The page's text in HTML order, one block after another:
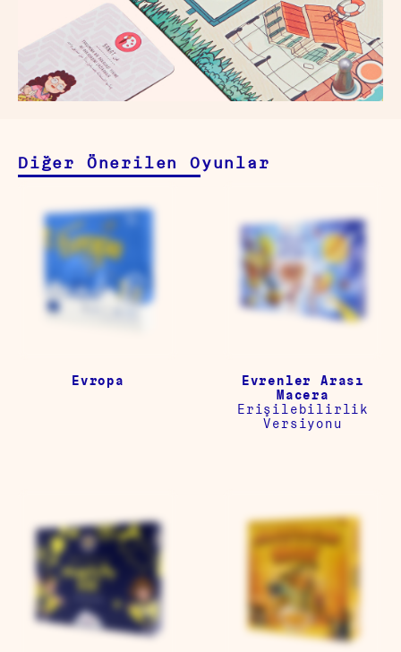
Diğer Önerilen Oyunlar
Evropa
Evrenler Arası
Macera
Erişilebilirlik
Versiyonu